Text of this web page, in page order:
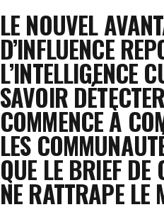
LE NOUVEL
D’INFLUENCE
L’INTELLIGENCE
SAVOIR
COMMENCE À
LES
QUE LE BRIEF DE
NE RATTRAPE LE